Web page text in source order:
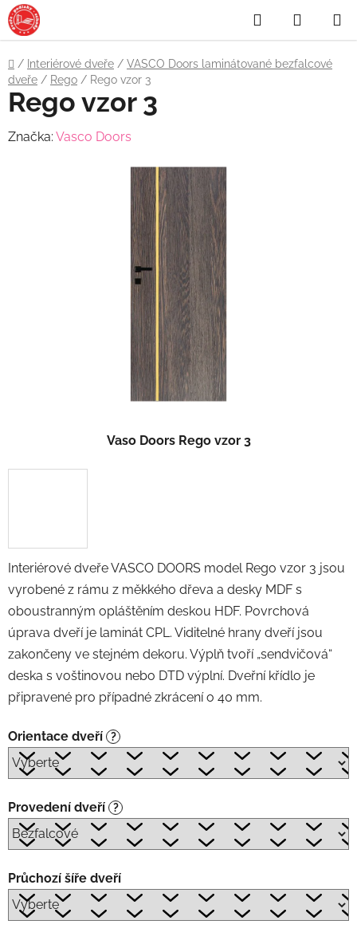
Přejít
na
obsah
Hledat
KOŠÍK
Domů
/ Interiérové dveře / VASCO Doors laminátované bezfalcové
dveře / Rego / Rego vzor 3
Interiérové dveře VASCO DOORS model Rego vzor 3 jsou
vyrobené z rámu z měkkého dřeva a desky MDF s
oboustranným opláštěním deskou HDF. Povrchová
úprava dveří je laminát CPL. Viditelné hrany dveří jsou
zakončeny ve stejném dekoru. Výplň tvoří „sendvičová“
deska s voštinovou nebo DTD výplní. Dveřní křídlo je
připravené pro případné zkrácení o 40 mm.
Orientace dveří ?
Provedení dveří ?
Průchozí šíře dveří
Rego vzor 3
Značka: Vasco Doors
Vaso Doors Rego vzor 3